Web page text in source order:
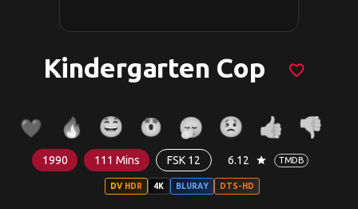
Kindergarten Cop favorite_border
1990 111 Mins FSK 12 6.12 star TMDB
DV HDR 4K BLURAY DTS-HD